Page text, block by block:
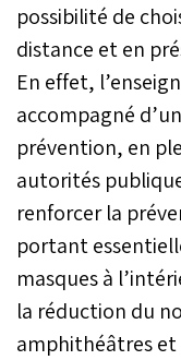
possibilité de
distance et en
En effet,
accompagné
prévention, en
autorités
renforcer la
portant
masques à
la réduction du
amphithéâtres et